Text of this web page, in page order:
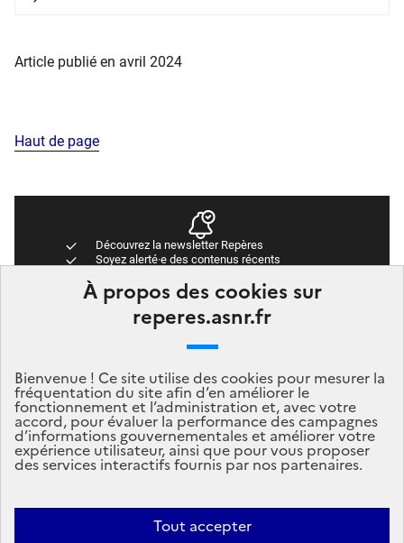
À propos des cookies sur
reperes.asnr.fr
Bienvenue ! Ce site utilise des cookies pour mesurer la
fréquentation du site afin d’en améliorer le
fonctionnement et l’administration et, avec votre
accord, pour évaluer la performance des campagnes
d’informations gouvernementales et améliorer votre
expérience utilisateur, ainsi que pour vous proposer
des services interactifs fournis par nos partenaires.
Tout accepter
Article publié en avril 2024
Haut de page
Découvrez la newsletter Repères
Soyez alerté·e des contenus récents
Newsletter Repères
Abonnez-vous
Mentions légales Politique de données